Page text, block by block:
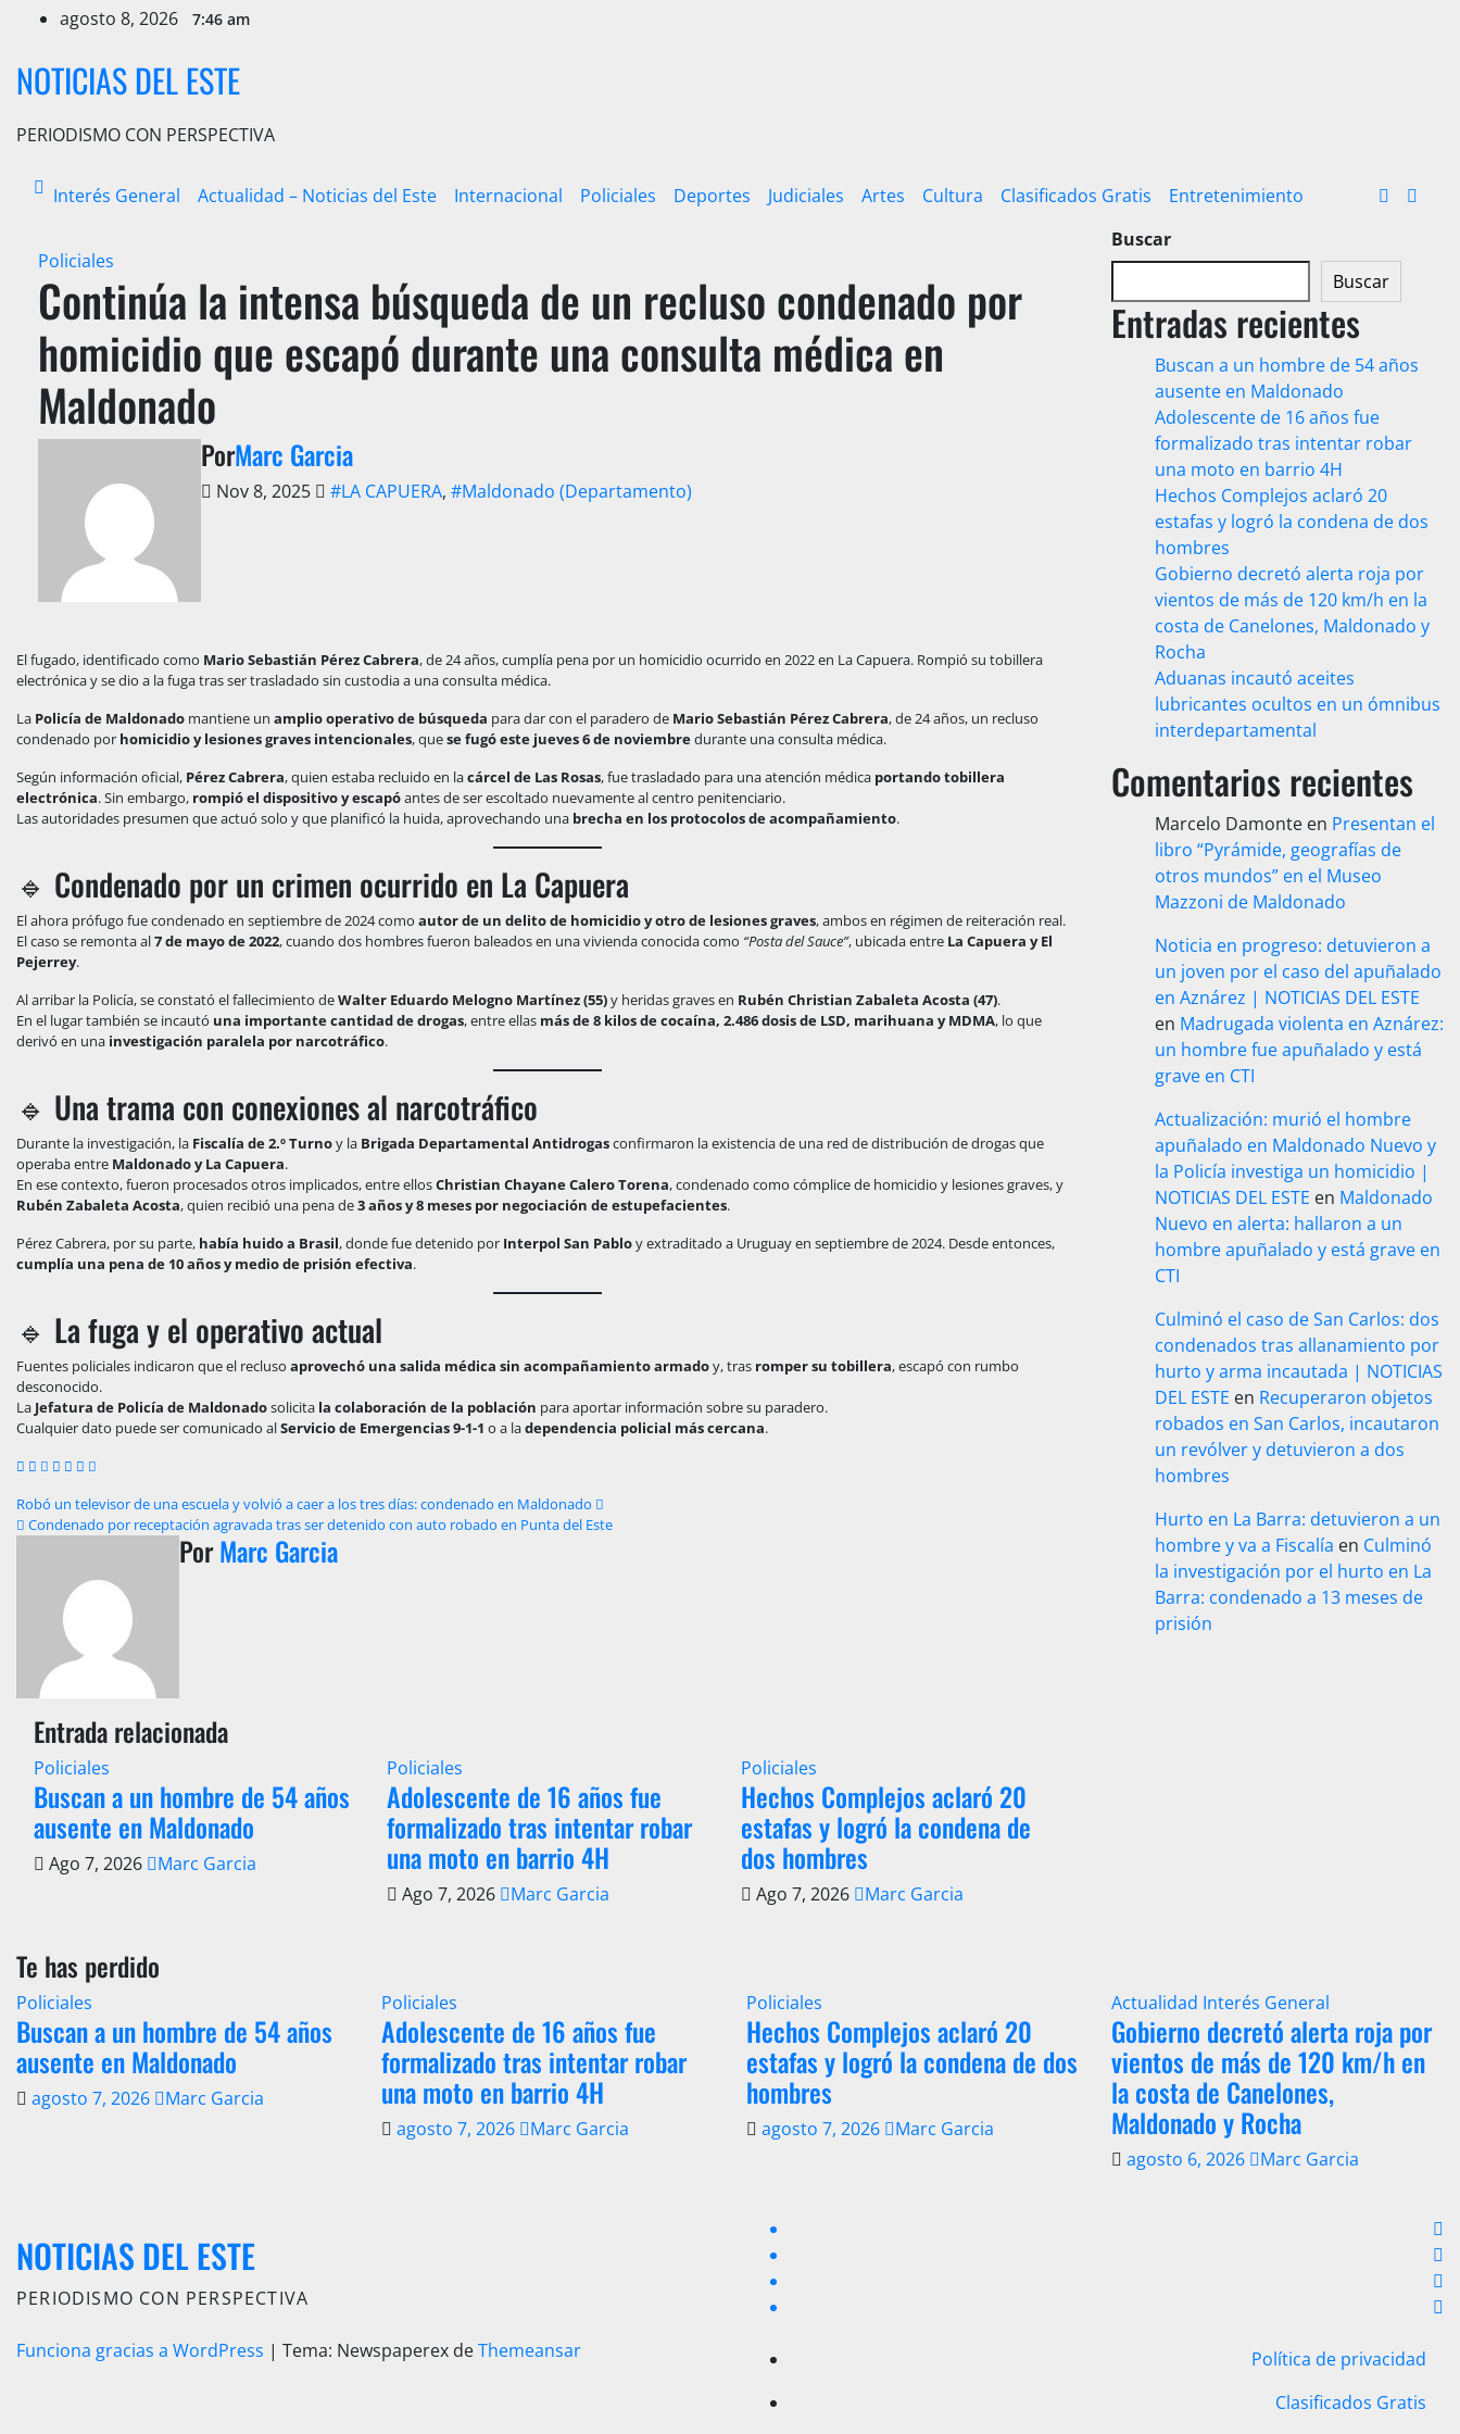
contenido
agosto 8, 2026 7:46 am
NOTICIAS DEL ESTE
PERIODISMO CON PERSPECTIVA
Interés General Actualidad – Noticias del Este Internacional Policiales Deportes Judiciales Artes Cultura Clasificados Gratis Entretenimiento
Policiales
Continúa la intensa búsqueda de un recluso condenado por
homicidio que escapó durante una consulta médica en
Maldonado
PorMarc Garcia
Nov 8, 2025 #LA CAPUERA, #Maldonado (Departamento)
El fugado, identificado como Mario Sebastián Pérez Cabrera, de 24 años, cumplía pena por un homicidio ocurrido en 2022 en La Capuera. Rompió su tobillera
electrónica y se dio a la fuga tras ser trasladado sin custodia a una consulta médica.
La Policía de Maldonado mantiene un amplio operativo de búsqueda para dar con el paradero de Mario Sebastián Pérez Cabrera, de 24 años, un recluso
condenado por homicidio y lesiones graves intencionales, quese fugó este jueves 6 de noviembredurante una consulta médica.
Según información oficial, Pérez Cabrera, quien estaba recluido en lacárcel de Las Rosas, fue trasladado para una atención médica portando tobillera
electrónica. Sin embargo, rompió el dispositivo y escapóantes de ser escoltado nuevamente al centro penitenciario.
Las autoridades presumen que actuó solo y que planificó la huida, aprovechando una brecha en los protocolos de acompañamiento.
🔹 Condenado por un crimen ocurrido en La Capuera
El ahora prófugo fue condenado en septiembre de 2024 como autor de un delito de homicidio y otro de lesiones graves, ambos en régimen de reiteración real.
El caso se remonta al7 de mayo de 2022, cuando dos hombres fueron baleados en una vivienda conocida como “Posta del Sauce”, ubicada entre La Capuera y El
Pejerrey.
Al arribar la Policía, se constató el fallecimiento deWalter Eduardo Melogno Martínez (55)y heridas graves en Rubén Christian Zabaleta Acosta (47).
En el lugar también se incautó una importante cantidad de drogas, entre ellas más de 8 kilos de cocaína, 2.486 dosis de LSD, marihuana y MDMA, lo que
derivó en una investigación paralela por narcotráfico.
🔹 Una trama con conexiones al narcotráfico
Durante la investigación, la Fiscalía de 2.º Turnoy la Brigada Departamental Antidrogasconfirmaron la existencia de una red de distribución de drogas que
operaba entre Maldonado y La Capuera.
En ese contexto, fueron procesados otros implicados, entre ellosChristian Chayane Calero Torena, condenado como cómplice de homicidio y lesiones graves, y
Rubén Zabaleta Acosta, quien recibió una pena de3 años y 8 meses por negociación de estupefacientes.
Pérez Cabrera, por su parte, había huido a Brasil, donde fue detenido por Interpol San Pabloy extraditado a Uruguay en septiembre de 2024. Desde entonces,
cumplía una pena de 10 años y medio de prisión efectiva.
🔹 La fuga y el operativo actual
Fuentes policiales indicaron que el recluso aprovechó una salida médica sin acompañamiento armadoy, tras romper su tobillera, escapó con rumbo
desconocido.
La Jefatura de Policía de Maldonadosolicita la colaboración de la población para aportar información sobre su paradero.
Cualquier dato puede ser comunicado alServicio de Emergencias 9-1-1 o a ladependencia policial más cercana.
Navegación
entradas
Robó un televisor de una escuela y volvió a caer a los tres días: condenado en Maldonado
Condenado por receptación agravada tras ser detenido con auto robado en Punta del Este
PorMarc Garcia
Entrada relacionada
Policiales
Buscan a un hombre de 54 años
ausente en Maldonado
Ago 7, 2026 Marc Garcia
Policiales
Adolescente de 16 años fue
formalizado tras intentar robar
una moto en barrio 4H
Ago 7, 2026 Marc Garcia
Policiales
Hechos Complejos aclaró 20
estafas y logró la condena de
dos hombres
Ago 7, 2026 Marc Garcia
Buscar
Buscar
Entradas recientes
Buscan a un hombre de 54 años
ausente en Maldonado
Adolescente de 16 años fue
formalizado tras intentar robar
una moto en barrio 4H
Hechos Complejos aclaró 20
estafas y logró la condena de dos
hombres
Gobierno decretó alerta roja por
vientos de más de 120 km/h en la
costa de Canelones, Maldonado y
Rocha
Aduanas incautó aceites
lubricantes ocultos en un ómnibus
interdepartamental
Comentarios recientes
Marcelo Damonte en Presentan el
libro “Pyrámide, geografías de
otros mundos” en el Museo
Mazzoni de Maldonado
Noticia en progreso: detuvieron a
un joven por el caso del apuñalado
en Aznárez | NOTICIAS DEL ESTE
en Madrugada violenta en Aznárez:
un hombre fue apuñalado y está
grave en CTI
Actualización: murió el hombre
apuñalado en Maldonado Nuevo y
la Policía investiga un homicidio |
NOTICIAS DEL ESTE en Maldonado
Nuevo en alerta: hallaron a un
hombre apuñalado y está grave en
CTI
Culminó el caso de San Carlos: dos
condenados tras allanamiento por
hurto y arma incautada | NOTICIAS
DEL ESTE en Recuperaron objetos
robados en San Carlos, incautaron
un revólver y detuvieron a dos
hombres
Hurto en La Barra: detuvieron a un
hombre y va a Fiscalía en Culminó
la investigación por el hurto en La
Barra: condenado a 13 meses de
prisión
Te has perdido
Policiales
Buscan a un hombre de 54 años
ausente en Maldonado
agosto 7, 2026 Marc Garcia
Policiales
Adolescente de 16 años fue
formalizado tras intentar robar
una moto en barrio 4H
agosto 7, 2026 Marc Garcia
Policiales
Hechos Complejos aclaró 20
estafas y logró la condena de dos
hombres
agosto 7, 2026 Marc Garcia
Actualidad Interés General
Gobierno decretó alerta roja por
vientos de más de 120 km/h en
la costa de Canelones,
Maldonado y Rocha
agosto 6, 2026 Marc Garcia
NOTICIAS DEL ESTE
PERIODISMO CON PERSPECTIVA
Funciona gracias a WordPress | Tema: Newspaperex deThemeansar
Política de privacidad
Clasificados Gratis